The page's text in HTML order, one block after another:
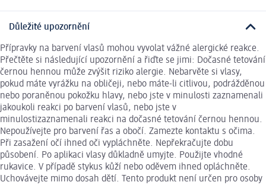
Důležité upozornění
Přípravky na barvení vlasů mohou vyvolat vážné alergické reakce.
Přečtěte si následující upozornění a řiďte se jimi: Dočasné tetování
černou hennou může zvýšit riziko alergie. Nebarvěte si vlasy,
pokud máte vyrážku na obličeji, nebo máte-li citlivou, podrážděnou
nebo poraněnou pokožku hlavy, nebo jste v minulosti zaznamenali
jakoukoli reakci po barvení vlasů, nebo jste v
minulostizaznamenali reakci na dočasné tetování černou hennou.
Nepoužívejte pro barvení řas a obočí. Zamezte kontaktu s očima.
Při zasažení očí ihned oči vypláchněte. Nepřekračujte dobu
působení. Po aplikaci vlasy důkladně umyjte. Použijte vhodné
rukavice. V případě stykus kůží nebo oděvem ihned opláchněte.
Uchovávejte mimo dosah dětí. Tento produkt není určen pro osoby